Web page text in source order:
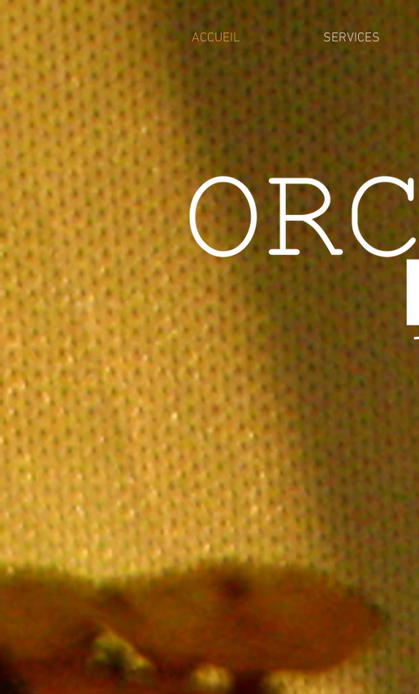
ACCUEIL SERVICES